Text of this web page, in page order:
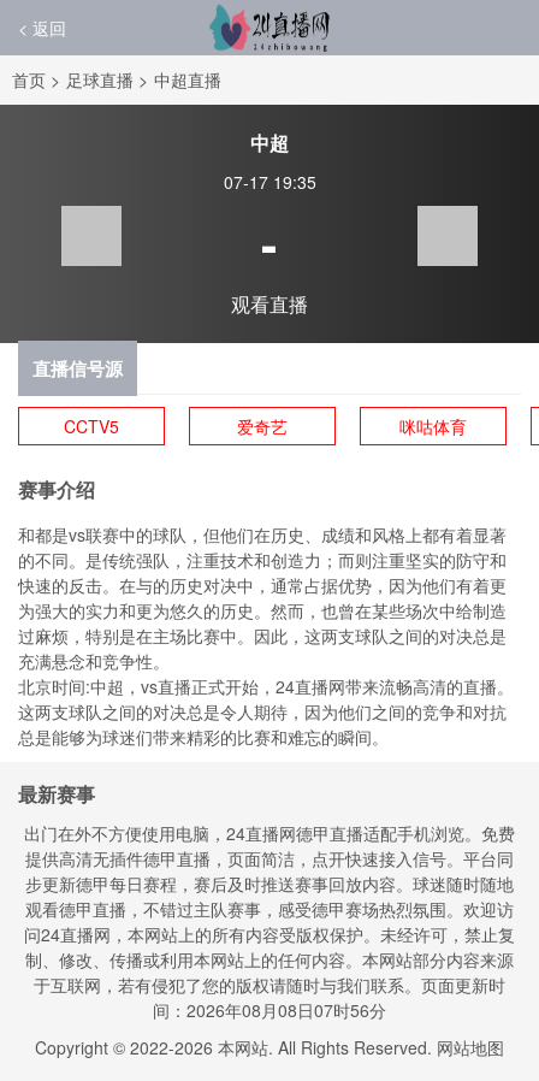
< 返回
首页 > 足球直播 > 中超直播
中超
07-17 19:35
-
观看直播
直播信号源
CCTV5 爱奇艺 咪咕体育
赛事介绍
和都是vs联赛中的球队，但他们在历史、成绩和风格上都有着显著
的不同。是传统强队，注重技术和创造力；而则注重坚实的防守和
快速的反击。在与的历史对决中，通常占据优势，因为他们有着更
为强大的实力和更为悠久的历史。然而，也曾在某些场次中给制造
过麻烦，特别是在主场比赛中。因此，这两支球队之间的对决总是
充满悬念和竞争性。
北京时间:中超，vs直播正式开始，24直播网带来流畅高清的直播。
这两支球队之间的对决总是令人期待，因为他们之间的竞争和对抗
总是能够为球迷们带来精彩的比赛和难忘的瞬间。
最新赛事
出门在外不方便使用电脑，24直播网德甲直播适配手机浏览。免费
提供高清无插件德甲直播，页面简洁，点开快速接入信号。平台同
步更新德甲每日赛程，赛后及时推送赛事回放内容。球迷随时随地
观看德甲直播，不错过主队赛事，感受德甲赛场热烈氛围。欢迎访
问24直播网，本网站上的所有内容受版权保护。未经许可，禁止复
制、修改、传播或利用本网站上的任何内容。本网站部分内容来源
于互联网，若有侵犯了您的版权请随时与我们联系。页面更新时
间：2026年08月08日07时56分
Copyright © 2022-2026 本网站. All Rights Reserved. 网站地图